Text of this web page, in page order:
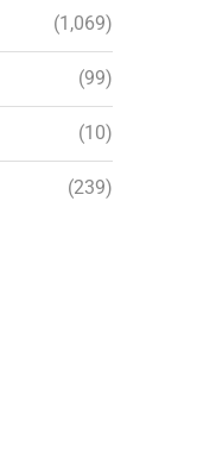
(1,069)
(99)
(10)
(239)